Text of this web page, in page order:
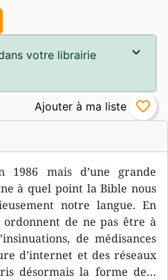
mais d’une grande
à quel point la Bible nous
notre langue. En
de ne pas être à
de médisances
d’internet et des réseaux
désormais la forme de…
votre librairie
favorite_border